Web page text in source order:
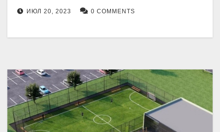
ИЮЛ 20, 2023 0 COMMENTS